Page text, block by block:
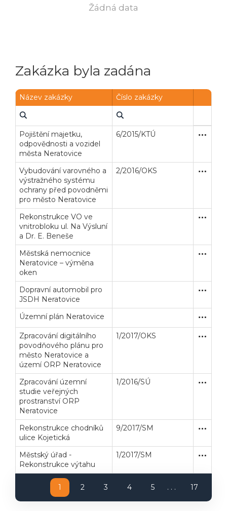
Žádná data
Zakázka byla zadána
Název zakázky Číslo zakázky
Pojištění majetku,
odpovědnosti a vozidel
města Neratovice
6/2015/KTÚ Služby
Vybudování varovného a
výstražného systému
ochrany před povodněmi
pro město Neratovice
2/2016/OKS
Rekonstrukce VO ve
vnitrobloku ul. Na Výsluní
a Dr. E. Beneše
Městská nemocnice
Neratovice – výměna
oken
Dopravní automobil pro
JSDH Neratovice
Územní plán Neratovice Služby
Zpracování digitálního
povodňového plánu pro
město Neratovice a
území ORP Neratovice
1/2017/OKS Služby
Zpracování územní
studie veřejných
prostranství ORP
Neratovice
1/2016/SÚ Služby
Rekonstrukce chodníků
ulice Kojetická
9/2017/SM
Městský úřad -
Rekonstrukce výtahu
1/2017/SM
1 2 3 4 5 . . . 17